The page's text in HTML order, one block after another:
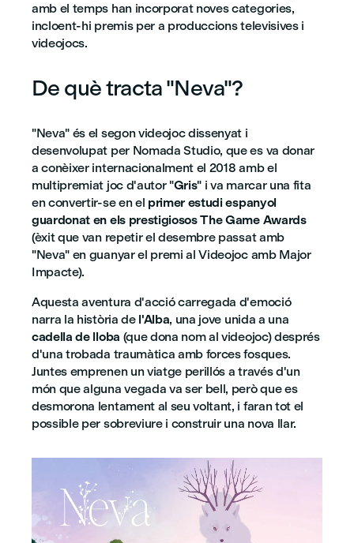
amb el temps han incorporat noves categories,
incloent-hi premis per a produccions televisives i
videojocs.
De què tracta "Neva"?
"Neva" és el segon videojoc dissenyat i
desenvolupat per Nomada Studio, que es va donar
a conèixer internacionalment el 2018 amb el
multipremiat joc d'autor "Gris" i va marcar una fita
en convertir-se en el primer estudi espanyol
guardonat en els prestigiosos The Game Awards
(èxit que van repetir el desembre passat amb
"Neva" en guanyar el premi al Videojoc amb Major
Impacte).
Aquesta aventura d'acció carregada d'emoció
narra la història de l'Alba, una jove unida a una
cadella de lloba (que dona nom al videojoc) després
d'una trobada traumàtica amb forces fosques.
Juntes emprenen un viatge perillós a través d'un
món que alguna vegada va ser bell, però que es
desmorona lentament al seu voltant, i faran tot el
possible per sobreviure i construir una nova llar.